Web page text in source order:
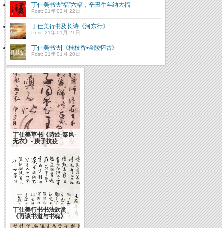
丁仕美书法“福”六幅，辛丑牛年纳大福
Post: 21年 02月 22日
丁仕美行书及长诗《河东行》
Post: 21年 01月 21日
丁仕美书法|《桂枝香•金陵怀古》
Post: 21年 01月 20日
文化大国( 转载自韩寒博
客)
丁仕美草书《诗经·秦风·
无衣》• 庚子抗疫
丁仕美行书书法欣赏
《再谈书道与书魂》